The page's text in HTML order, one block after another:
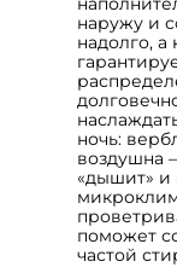
наружу и
надолго, а
ночь:
воздушна
«дышит» и
поможет
частой